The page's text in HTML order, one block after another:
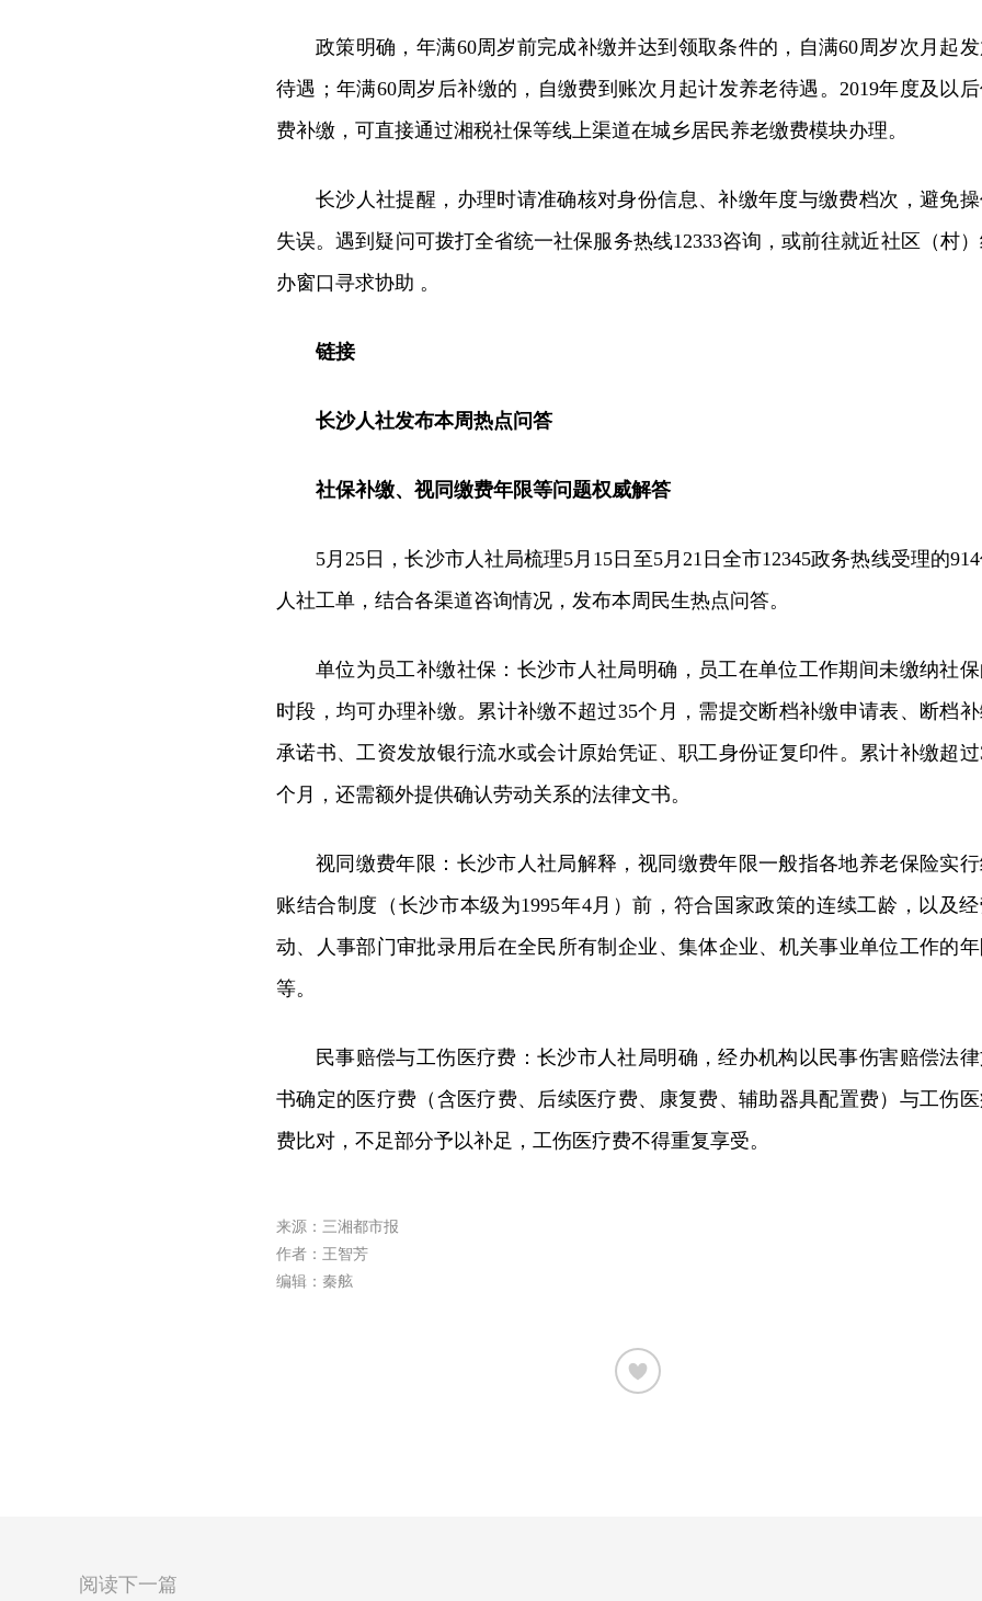
政策明确，年满60周岁前完成补缴并达到领取条件的，自满60周岁次月起
待遇；年满60周岁后补缴的，自缴费到账次月起计发养老待遇。2019年度及以
费补缴，可直接通过湘税社保等线上渠道在城乡居民养老缴费模块办理。
长沙人社提醒，办理时请准确核对身份信息、补缴年度与缴费档次，避免
失误。遇到疑问可拨打全省统一社保服务热线12333咨询，或前往就近社区（村
办窗口寻求协助 。
链接
长沙人社发布本周热点问答
社保补缴、视同缴费年限等问题权威解答
5月25日，长沙市人社局梳理5月15日至5月21日全市12345政务热线受理的
人社工单，结合各渠道咨询情况，发布本周民生热点问答。
单位为员工补缴社保：长沙市人社局明确，员工在单位工作期间未缴纳社
时段，均可办理补缴。累计补缴不超过35个月，需提交断档补缴申请表、断档
承诺书、工资发放银行流水或会计原始凭证、职工身份证复印件。累计补缴超过
个月，还需额外提供确认劳动关系的法律文书。
视同缴费年限：长沙市人社局解释，视同缴费年限一般指各地养老保险实
账结合制度（长沙市本级为1995年4月）前，符合国家政策的连续工龄，以及
动、人事部门审批录用后在全民所有制企业、集体企业、机关事业单位工作的年
等。
民事赔偿与工伤医疗费：长沙市人社局明确，经办机构以民事伤害赔偿法
书确定的医疗费（含医疗费、后续医疗费、康复费、辅助器具配置费）与工伤
费比对，不足部分予以补足，工伤医疗费不得重复享受。
来源：三湘都市报
作者：王智芳
编辑：秦舷
阅读下一篇